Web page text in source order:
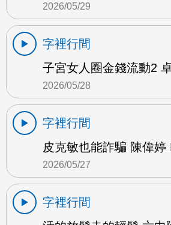
2026/05/29
字裡行間
子宮女人圈金錢流動2
2026/05/28
字裡行間
皮克敏也能詐騙 陳偉婷
2026/05/27
字裡行間